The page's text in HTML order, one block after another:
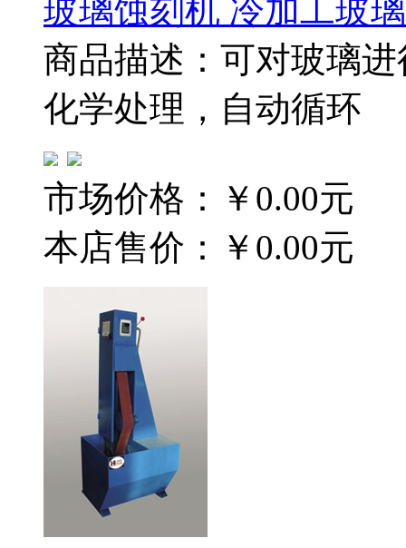
玻璃蚀刻机 冷加工玻
商品描述：可对玻璃
化学处理，自动循环
市场价格：
￥0.00元
本店售价：
￥0.00元